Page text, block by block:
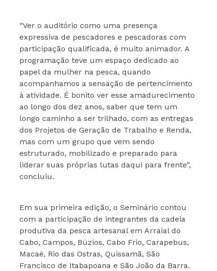
“Ver o auditório como uma presença
expressiva de pescadores e pescadoras com
participação qualificada, é muito animador. A
programação teve um espaço dedicado ao
papel da mulher na pesca, quando
acompanhamos a sensação de pertencimento
à atividade. É bonito ver esse amadurecimento
ao longo dos dez anos, saber que tem um
longo caminho a ser trilhado, com as entregas
dos Projetos de Geração de Trabalho e Renda,
mas com um grupo que vem sendo
estruturado, mobilizado e preparado para
liderar suas próprias lutas daqui para frente”,
concluiu.
Em sua primeira edição, o Seminário contou
com a participação de integrantes da cadeia
produtiva da pesca artesanal em Arraial do
Cabo, Campos, Búzios, Cabo Frio, Carapebus,
Macaé, Rio das Ostras, Quissamã, São
Francisco de Itabapoana e São João da Barra.